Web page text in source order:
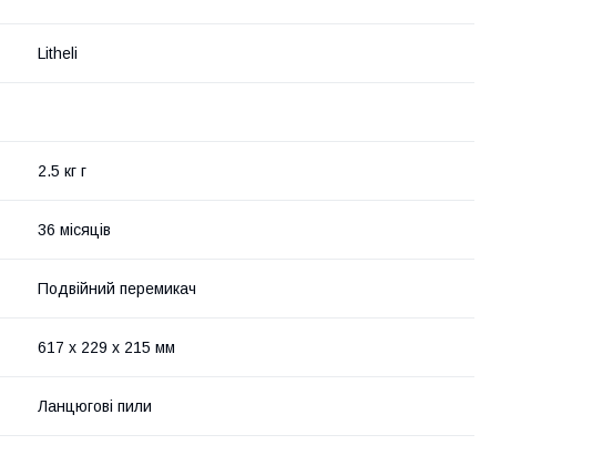
Litheli
2.5 кг г
36 місяців
Подвійний перемикач
617 x 229 x 215 мм
Ланцюгові пили